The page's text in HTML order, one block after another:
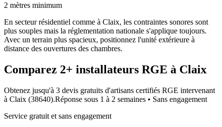
2 mètres minimum
En secteur résidentiel comme à Claix, les contraintes sonores sont
plus souples mais la réglementation nationale s'applique toujours.
Avec un terrain plus spacieux, positionnez l'unité extérieure à
distance des ouvertures des chambres.
Comparez 2+ installateurs RGE à Claix
Obtenez jusqu'à 3 devis gratuits d'artisans certifiés RGE intervenant
à Claix (38640).Réponse sous 1 à 2 semaines • Sans engagement
Service gratuit et sans engagement